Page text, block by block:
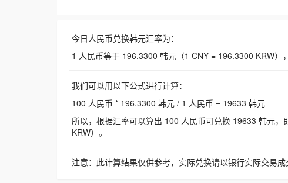
今日人民币兑换韩元汇率为：
1 人民币等于 196.3300 韩元（1 CNY = 196.3300 KRW）
我们可以用以下公式进行计算：
100 人民币 * 196.3300 韩元 / 1 人民币 = 19633 韩元
所以，根据汇率可以算出 100 人民币可兑换 19633 韩元
KRW）。
注意：此计算结果仅供参考，实际兑换请以银行实际交易成